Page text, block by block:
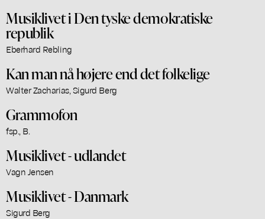
Musiklivet i Den tyske demokratiske
republik
Eberhard Rebling
Kan man nå højere end det folkelige
Walter Zacharias, Sigurd Berg
Grammofon
fsp., B.
Musiklivet - udlandet
Vagn Jensen
Musiklivet - Danmark
Sigurd Berg